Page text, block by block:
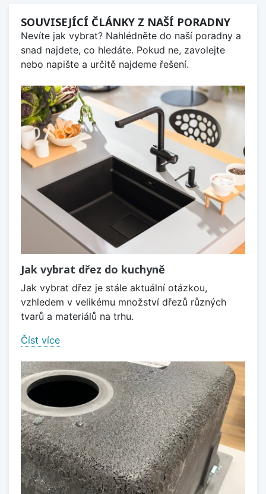
SOUVISEJÍCÍ ČLÁNKY Z NAŠÍ PORADNY
Nevíte jak vybrat? Nahlédněte do naší poradny a
snad najdete, co hledáte. Pokud ne, zavolejte
nebo napište a určitě najdeme řešení.
Jak vybrat dřez do kuchyně
Jak vybrat dřez je stále aktuální otázkou,
vzhledem v velikému množství dřezů různých
tvarů a materiálů na trhu.
Číst více